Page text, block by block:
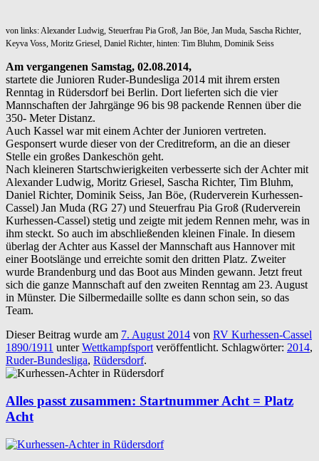
von links: Alexander Ludwig, Steuerfrau Pia Groß, Jan Böe, Jan Muda, Sascha Richter,
Keyva Voss, Moritz Griesel, Daniel Richter, hinten: Tim Bluhm, Dominik Seiss
Am vergangenen Samstag, 02.08.2014,
startete die Junioren Ruder-Bundesliga 2014 mit ihrem ersten
Renntag in Rüdersdorf bei Berlin. Dort lieferten sich die vier
Mannschaften der Jahrgänge 96 bis 98 packende Rennen über die
350- Meter Distanz.
Auch Kassel war mit einem Achter der Junioren vertreten.
Gesponsert wurde dieser von der Creditreform, an die an dieser
Stelle ein großes Dankeschön geht.
Nach kleineren Startschwierigkeiten verbesserte sich der Achter mit
Alexander Ludwig, Moritz Griesel, Sascha Richter, Tim Bluhm,
Daniel Richter, Dominik Seiss, Jan Böe, (Ruderverein Kurhessen-
Cassel) Jan Muda (RG 27) und Steuerfrau Pia Groß (Ruderverein
Kurhessen-Cassel) stetig und zeigte mit jedem Rennen mehr, was in
ihm steckt. So auch im abschließenden kleinen Finale. In diesem
überlag der Achter aus Kassel der Mannschaft aus Hannover mit
einer Bootslänge und erreichte somit den dritten Platz. Zweiter
wurde Brandenburg und das Boot aus Minden gewann. Jetzt freut
sich die ganze Mannschaft auf den zweiten Renntag am 23. August
in Münster. Die Silbermedaille sollte es dann schon sein, so das
Team.
Dieser Beitrag wurde am 7. August 2014 von RV Kurhessen-Cassel
1890/1911 unterWettkampfsportveröffentlicht. Schlagwörter: 2014,
Ruder-Bundesliga, Rüdersdorf.
Alles passt zusammen: Startnummer Acht = Platz
Acht